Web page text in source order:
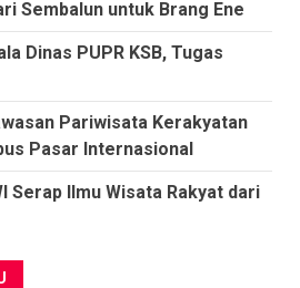
Sembalun untuk Brang Ene
Dinas PUPR KSB, Tugas
Pariwisata Kerakyatan
Pasar Internasional
Serap Ilmu Wisata Rakyat dari